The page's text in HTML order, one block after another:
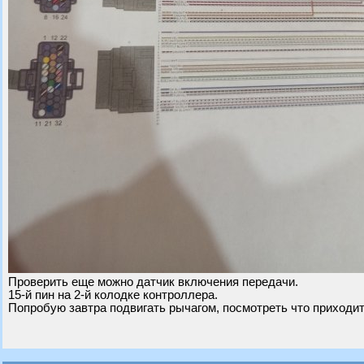
Проверить еще можно датчик включения передачи.
15-й пин на 2-й колодке контроллера.
Попробую завтра подвигать рычагом, посмотреть что